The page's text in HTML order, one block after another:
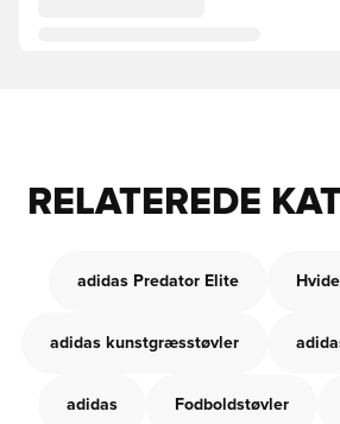
RELATEREDE
adidas Predator Elite
adidas kunstgræsstøvler
adidas Fodboldstøvler